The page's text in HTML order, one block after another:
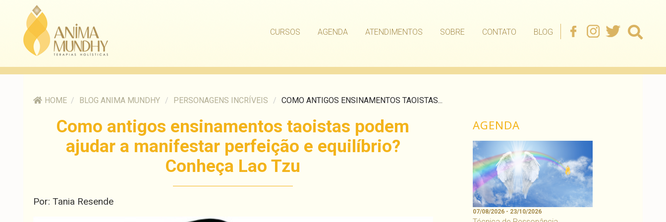
CURSOS AGENDA ATENDIMENTOS SOBRE CONTATO BLOG
HOME / BLOG ANIMA MUNDHY / PERSONAGENS INCRÍVEIS / COMO ANTIGOS ENSINAMENTOS TAOISTAS...
Como antigos ensinamentos taoistas podem
ajudar a manifestar perfeição e equilíbrio?
Conheça Lao Tzu
Por: Tania Resende
AGENDA
07/08/2026 - 23/10/2026